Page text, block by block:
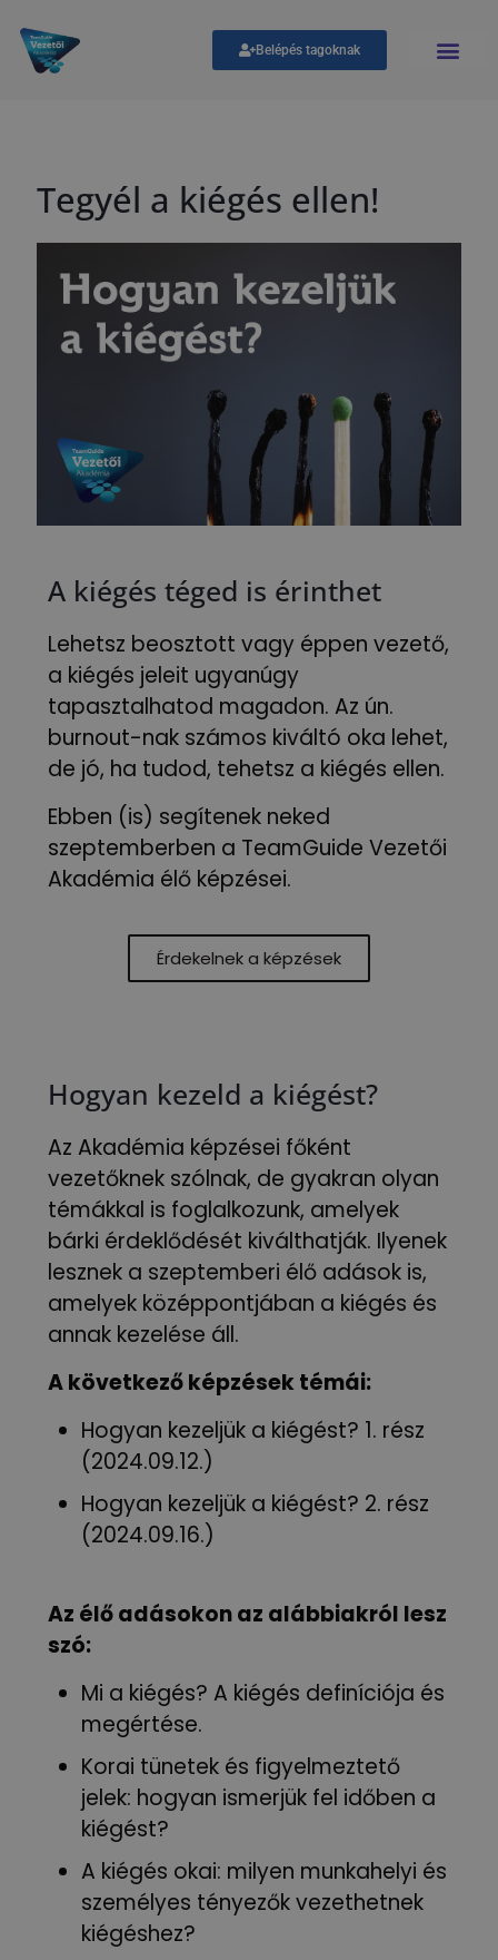
Belépés tagoknak
Tegyél a kiégés ellen!
A kiégés téged is érinthet
Lehetsz beosztott vagy éppen vezető,
a kiégés jeleit ugyanúgy
tapasztalhatod magadon. Az ún.
burnout-nak számos kiváltó oka lehet,
de jó, ha tudod, tehetsz a kiégés ellen.
Ebben (is) segítenek neked
szeptemberben a TeamGuide Vezetői
Akadémia élő képzései.
Érdekelnek a képzések
Hogyan kezeld a kiégést?
Az Akadémia képzései főként
vezetőknek szólnak, de gyakran olyan
témákkal is foglalkozunk, amelyek
bárki érdeklődését kiválthatják. Ilyenek
lesznek a szeptemberi élő adások is,
amelyek középpontjában a kiégés és
annak kezelése áll.
A következő képzések témái:
Hogyan kezeljük a kiégést? 1. rész
(2024.09.12.)
Hogyan kezeljük a kiégést? 2. rész
(2024.09.16.)
Az élő adásokon az alábbiakról lesz
szó:
Mi a kiégés? A kiégés definíciója és
megértése.
Korai tünetek és figyelmeztető
jelek: hogyan ismerjük fel időben a
kiégést?
A kiégés okai: milyen munkahelyi és
személyes tényezők vezethetnek
kiégéshez?